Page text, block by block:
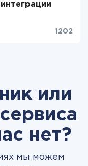
1202
или
нет?
мы можем